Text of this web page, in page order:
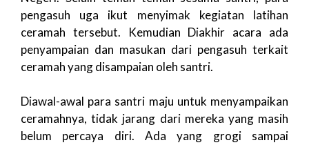
pengasuh uga ikut menyimak kegiatan latihan
ceramah tersebut. Kemudian Diakhir acara ada
penyampaian dan masukan dari pengasuh terkait
ceramah yang disampaian oleh santri.
Diawal-awal para santri maju untuk menyampaikan
ceramahnya, tidak jarang dari mereka yang masih
belum percaya diri. Ada yang grogi sampai